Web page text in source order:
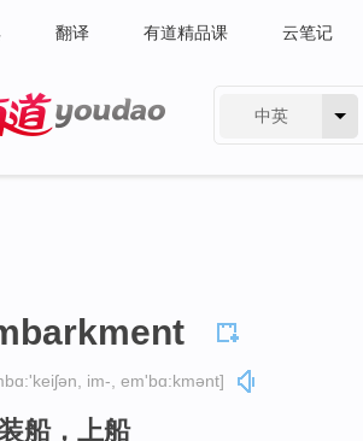
翻译 有道精品课 云笔记
中英
im-, em'bɑ:kmənt]
船，上船